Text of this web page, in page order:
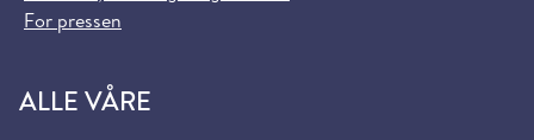
For pressen
ALLE VÅRE